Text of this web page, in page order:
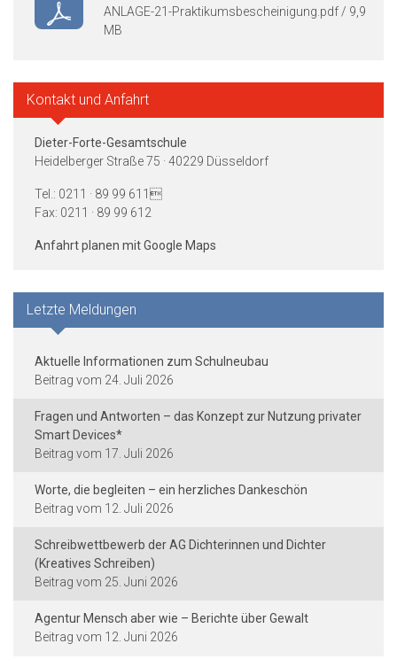
ANLAGE-21-Praktikumsbescheinigung.pdf / 9,9
MB
Kontakt und Anfahrt
Dieter-Forte-Gesamtschule
Heidelberger Straße 75 · 40229 Düsseldorf
Tel.: 0211 · 89 99 611
Fax: 0211 · 89 99 612
Anfahrt planen mit Google Maps
Letzte Meldungen
Aktuelle Informationen zum Schulneubau
24. Juli 2026
Fragen und Antworten – das Konzept zur Nutzung privater
Smart Devices*
17. Juli 2026
Worte, die begleiten – ein herzliches Dankeschön
12. Juli 2026
Schreibwettbewerb der AG Dichterinnen und Dichter
(Kreatives Schreiben)
25. Juni 2026
Agentur Mensch aber wie – Berichte über Gewalt
12. Juni 2026